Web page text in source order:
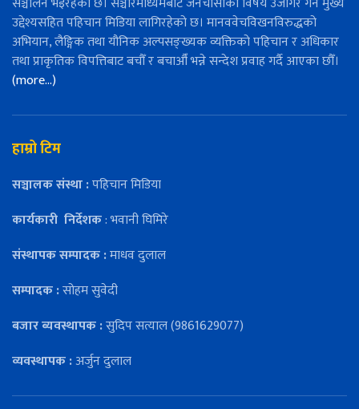
उद्देश्यसहित पहिचान मिडिया लागिरहेको छ। मानववेचविखनविरुद्धको
अभियान, लैङ्गिक तथा यौनिक अल्पसङ्ख्यक व्यक्तिको पहिचान र अधिकार
तथा प्राकृतिक विपत्तिबाट बचौँ र बचाऔँ भन्ने सन्देश प्रवाह गर्दै आएका छौँ।
(more…)
हाम्रो टिम
सञ्चालक संस्था :पहिचान मिडिया
कार्यकारी निर्देशक: भवानी घिमिरे
संस्थापक सम्पादक :माधव दुलाल
सम्पादक :सोहम सुवेदी
बजार ब्यवस्थापक :सुदिप सत्याल (9861629077)
व्यवस्थापक :अर्जुन दुलाल